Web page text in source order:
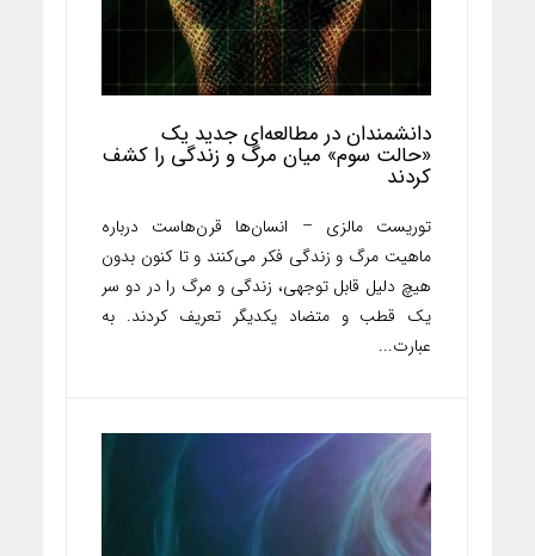
دانشمندان در مطالعه‌ای جدید یک
«حالت سوم» میان مرگ و زندگی را کشف
کردند
توریست مالزی – انسان‌ها قرن‌هاست درباره
ماهیت مرگ و زندگی فکر می‌کنند و تا کنون بدون
هیچ دلیل قابل توجهی، زندگی و مرگ را در دو سر
یک قطب و متضاد یکدیگر تعریف کردند. به
عبارت...